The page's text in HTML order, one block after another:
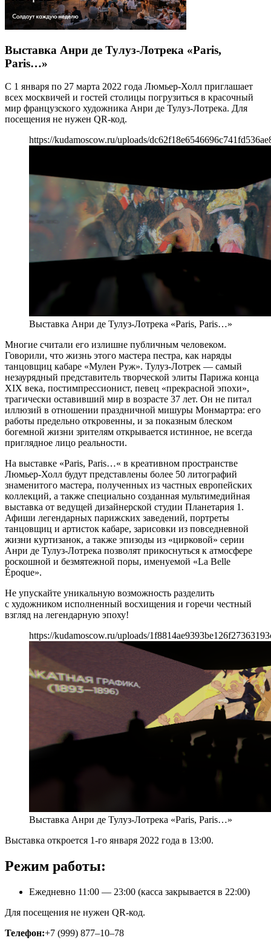
Выставка Анри де Тулуз-Лотрека «Paris,
Paris…»
С 1 января по 27 марта 2022 года Люмьер-Холл приглашает
всех москвичей и гостей столицы погрузиться в красочный
мир французского художника Анри де Тулуз-Лотрека. Для
посещения не нужен QR-код.
https://kudamoscow.ru/uploads/
Выставка Анри де Тулуз-Лотрека «Paris, Paris…»
Многие считали его излишне публичным человеком.
Говорили, что жизнь этого мастера пестра, как наряды
танцовщиц кабаре «Мулен Руж». Тулуз-Лотрек — самый
незаурядный представитель творческой элиты Парижа конца
XIX века, постимпрессионист, певец «прекрасной эпохи»,
трагически оставивший мир в возрасте 37 лет. Он не питал
иллюзий в отношении праздничной мишуры Монмартра: его
работы предельно откровенны, и за показным блеском
богемной жизни зрителям открывается истинное, не всегда
приглядное лицо реальности.
На выставке «Paris, Paris…« в креативном пространстве
Люмьер-Холл будут представлены более 50 литографий
знаменитого мастера, полученных из частных европейских
коллекций, а также специально созданная мультимедийная
выставка от ведущей дизайнерской студии Планетария 1.
Афиши легендарных парижских заведений, портреты
танцовщиц и артисток кабаре, зарисовки из повседневной
жизни куртизанок, а также эпизоды из «цирковой» серии
Анри де Тулуз-Лотрека позволят прикоснуться к атмосфере
роскошной и безмятежной поры, именуемой «La Belle
Époque».
Не упускайте уникальную возможность разделить
с художником исполненный восхищения и горечи честный
взгляд на легендарную эпоху!
https://kudamoscow.ru/uploads/
Выставка Анри де Тулуз-Лотрека «Paris, Paris…»
Выставка откроется 1-го января 2022 года в 13:00.
Режим работы:
Ежедневно 11:00 — 23:00 (касса закрывается в 22:00)
Для посещения не нужен QR-код.
Телефон:+7 (999) 877–10–78